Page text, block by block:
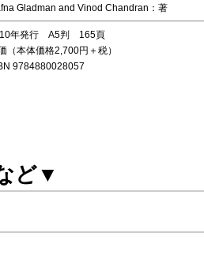
Gladman and Vinod Chandran：著
年発行 A5判 165頁
（本体価格2,700円＋税）
9784880028057
ど▼